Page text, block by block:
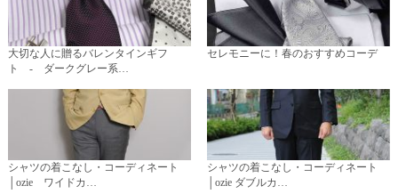
大切な人に贈るバレンタインギフ
ト - ダークグレー系…
セレモニーに！春のおすすめコーデ
シャツの着こなし・コーディネート
│ozie ワイドカ…
シャツの着こなし・コーディネート
│ozie ダブルカ…